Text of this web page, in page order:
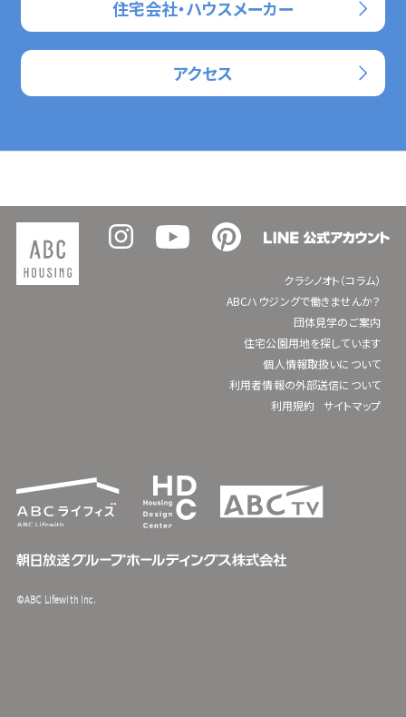
住宅会社・ハウスメーカー
アクセス
クラシノオト（コラム）
ABCハウジングで働きませんか？
団体見学のご案内
住宅公園用地を探しています
個人情報取扱いについて
利用者情報の外部送信について
利用規約
サイトマップ
©ABC Lifewith Inc.